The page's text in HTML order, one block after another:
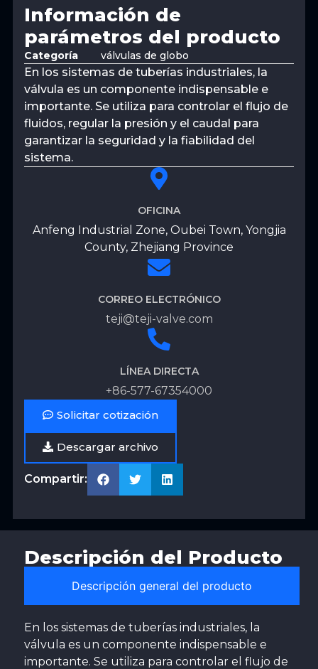
Información de
parámetros del producto
Categoría válvulas de globo
En los sistemas de tuberías industriales, la
válvula es un componente indispensable e
importante. Se utiliza para controlar el flujo de
fluidos, regular la presión y el caudal para
garantizar la seguridad y la fiabilidad del
sistema.
OFICINA
Anfeng Industrial Zone, Oubei Town, Yongjia
County, Zhejiang Province
CORREO ELECTRÓNICO
teji@teji-valve.com
LÍNEA DIRECTA
+86-577-67354000
Solicitar cotización
Descargar archivo
Compartir:
Descripción del Producto
Descripción general del producto
En los sistemas de tuberías industriales, la
válvula es un componente indispensable e
importante. Se utiliza para controlar el flujo de